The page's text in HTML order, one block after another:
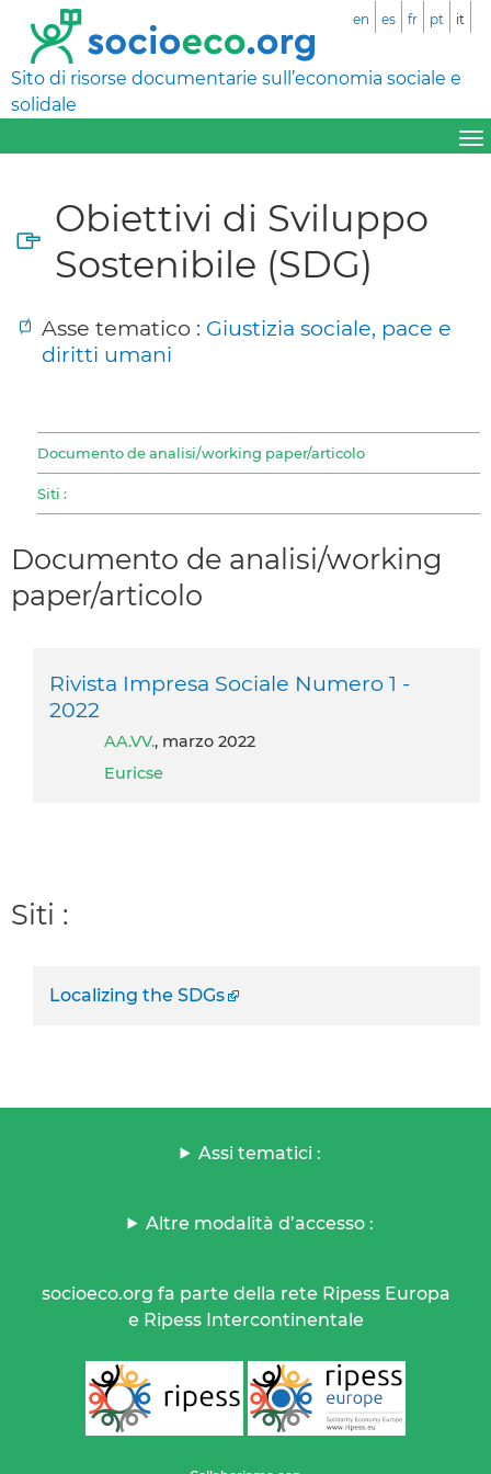
Sito di risorse documentarie sull’economia sociale e
solidale
en es fr pt it
Obiettivi di Sviluppo
Sostenibile (SDG)
Asse tematico : Giustizia sociale, pace e
diritti umani
Documento de analisi/working paper/articolo
Siti :
Documento de analisi/working
paper/articolo
Rivista Impresa Sociale Numero 1 -
2022
AA.VV., marzo 2022
Euricse
Siti :
Localizing the SDGs
Assi tematici :
Altre modalità d’accesso :
socioeco.org fa parte della rete Ripess Europa
e Ripess Intercontinentale